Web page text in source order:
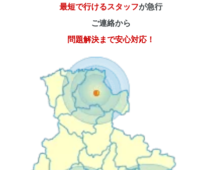
最短で行けるスタッフが急行
ご連絡から
問題解決まで安心対応！